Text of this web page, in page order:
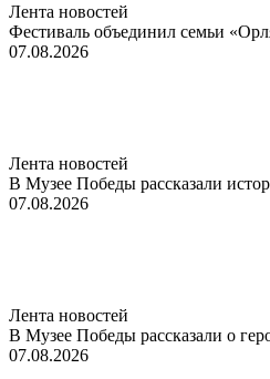
Лента новостей
Фестиваль объединил семьи
07.08.2026
Лента новостей
В Музее Победы рассказали
07.08.2026
Лента новостей
В Музее Победы рассказали о
07.08.2026